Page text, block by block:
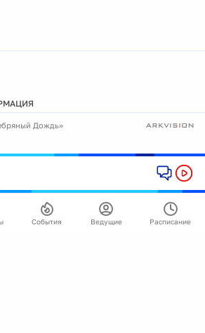
Дождь»
События Ведущие Расписание